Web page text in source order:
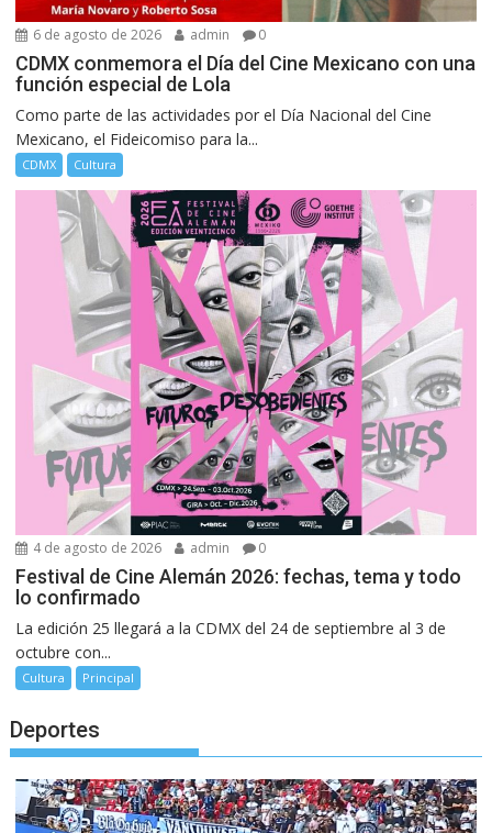
6 de agosto de 2026 admin 0
CDMX conmemora el Día del Cine Mexicano con una
función especial de Lola
Como parte de las actividades por el Día Nacional del Cine
Mexicano, el Fideicomiso para la...
CDMX Cultura
4 de agosto de 2026 admin 0
Festival de Cine Alemán 2026: fechas, tema y todo
lo confirmado
La edición 25 llegará a la CDMX del 24 de septiembre al 3 de
octubre con...
Cultura Principal
Deportes